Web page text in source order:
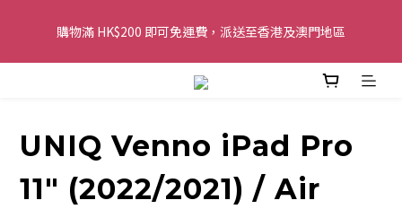
購物滿 HK$200 即可免運費，派送至香港及澳門地區
購物滿 HK$200 即可免運費，派送至香港及澳門地區
全單金額：每滿 HK$250，以轉數快或八達通方式付款，額外再減
歡迎 WhatsApp 6123 6918 查詢或電郵到
UNIQ Venno iPad Pro
11" (2022/2021) / Air